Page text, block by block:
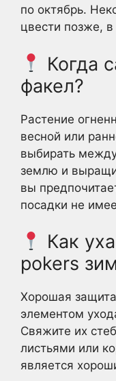
по октябрь.
цвести позже, в
Когда
факел?
Растение
весной или
выбирать
землю и
вы
посадки не
Как
pokers
Хорошая
элементом
Свяжите их
листьями или
является